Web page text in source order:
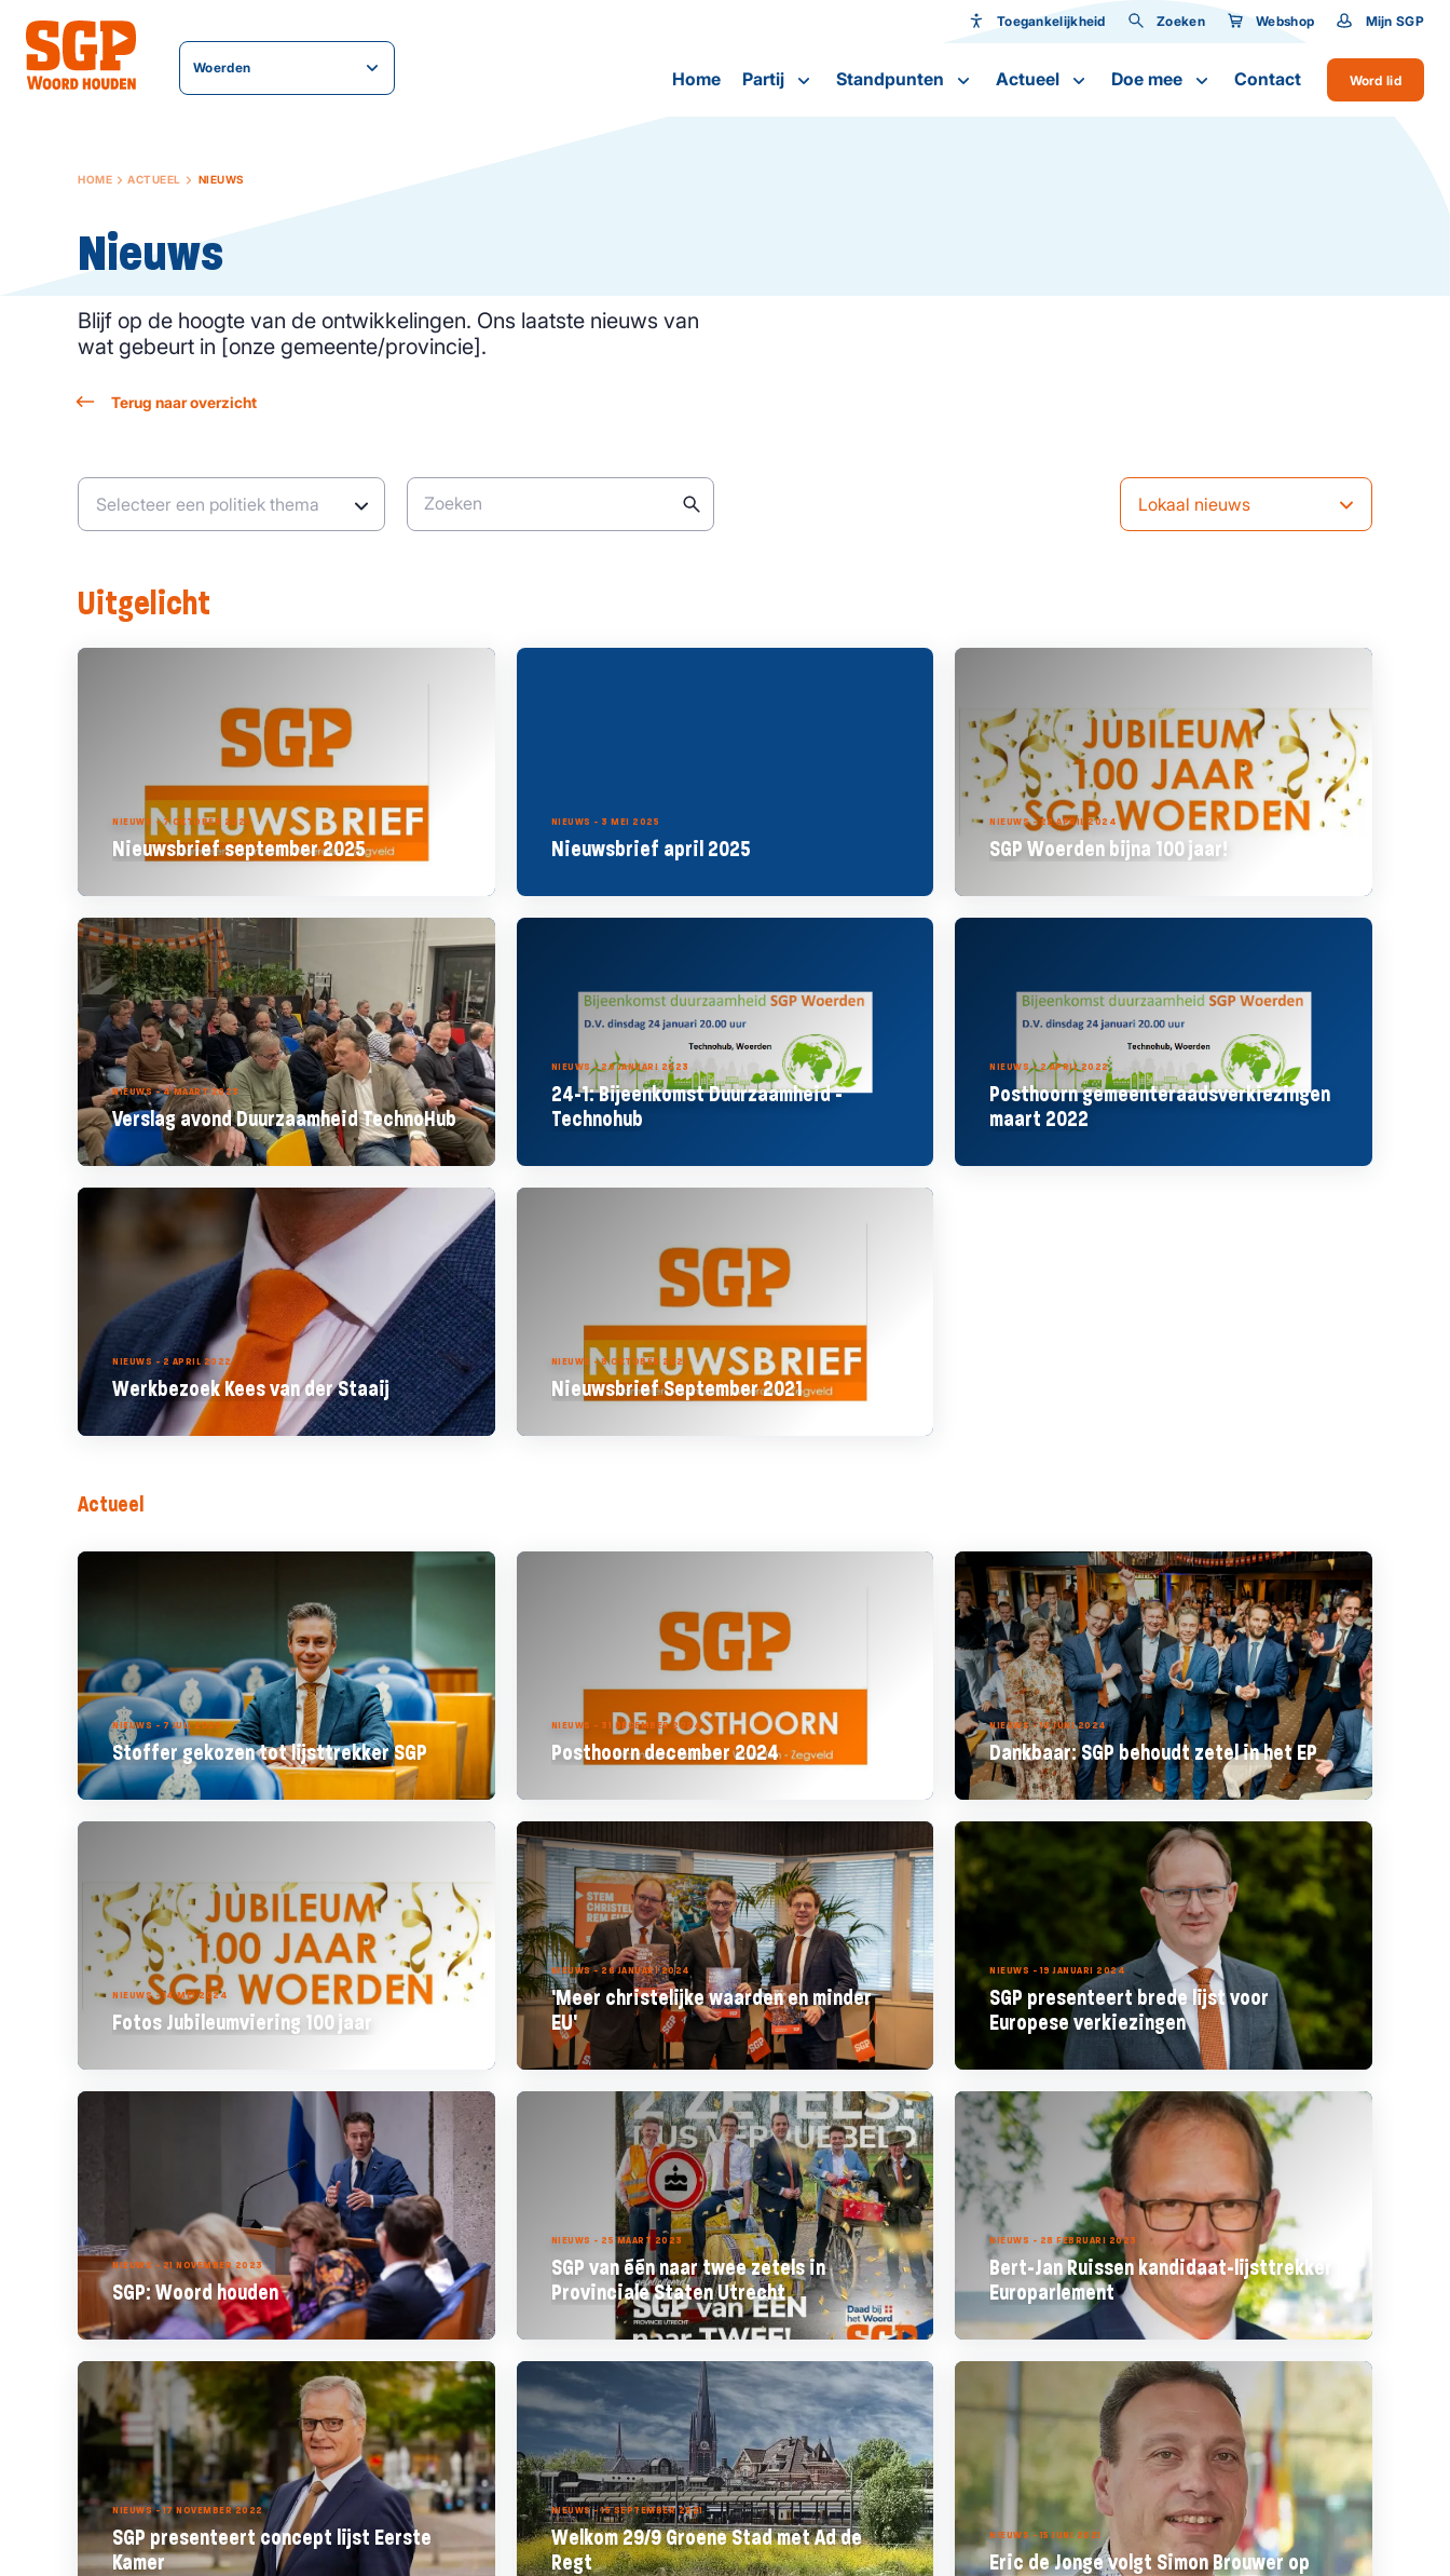
Toegankelijkheid Zoeken Webshop Mijn SGP
Woerden
Word lid
Home Partij Standpunten Actueel Doe mee Contact
HOME ACTUEEL NIEUWS
Nieuws
Blijf op de hoogte van de ontwikkelingen. Ons laatste nieuws van
wat gebeurt in [onze gemeente/provincie].
Terug naar overzicht
Zoeken Lokaal nieuws
Uitgelicht
NIEUWS - 7 OKTOBER 2025
Nieuwsbrief september 2025
NIEUWS - 3 MEI 2025
Nieuwsbrief april 2025
NIEUWS - 22 APRIL 2024
SGP Woerden bijna 100 jaar!
NIEUWS - 4 MAART 2023
Verslag avond Duurzaamheid TechnoHub
NIEUWS - 20 JANUARI 2023
24-1: Bijeenkomst Duurzaamheid -
Technohub
NIEUWS - 2 APRIL 2022
Posthoorn gemeenteraadsverkiezingen
maart 2022
NIEUWS - 2 APRIL 2022
Werkbezoek Kees van der Staaij
NIEUWS - 8 OKTOBER 2021
Nieuwsbrief September 2021
Actueel
NIEUWS - 7 JULI 2025
Stoffer gekozen tot lijsttrekker SGP
NIEUWS - 31 DECEMBER 2024
Posthoorn december 2024
NIEUWS - 10 JUNI 2024
Dankbaar: SGP behoudt zetel in het EP
NIEUWS - 14 MEI 2024
Fotos Jubileumviering 100 jaar
NIEUWS - 26 JANUARI 2024
'Meer christelijke waarden en minder
EU'
NIEUWS - 19 JANUARI 2024
SGP presenteert brede lijst voor
Europese verkiezingen
NIEUWS - 21 NOVEMBER 2023
SGP: Woord houden
NIEUWS - 25 MAART 2023
SGP van één naar twee zetels in
Provinciale Staten Utrecht
NIEUWS - 28 FEBRUARI 2023
Bert-Jan Ruissen kandidaat-lijsttrekker
Europarlement
NIEUWS - 17 NOVEMBER 2022
SGP presenteert concept lijst Eerste
Kamer
NIEUWS - 15 SEPTEMBER 2021
Welkom 29/9 Groene Stad met Ad de
Regt
NIEUWS - 15 JUNI 2021
Eric de Jonge volgt Simon Brouwer op